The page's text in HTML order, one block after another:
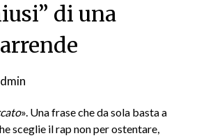
di una
». Una frase che da sola basta a
sceglie il rap non per ostentare,